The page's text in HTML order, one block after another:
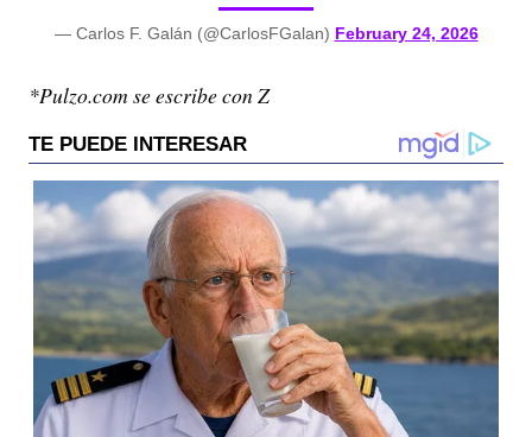
— Carlos F. Galán (@CarlosFGalan) February 24, 2026
*Pulzo.com se escribe con Z